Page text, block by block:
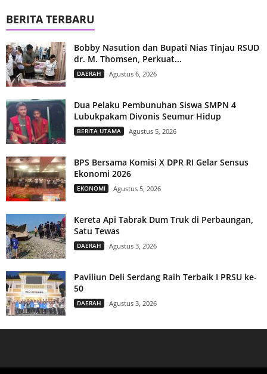
BERITA TERBARU
Bobby Nasution dan Bupati Nias Tinjau RSUD
dr. M. Thomsen, Perkuat...
DAERAH Agustus 6, 2026
Dua Pelaku Pembunuhan Siswa SMPN 4
Lubukpakam Divonis Seumur Hidup
BERITA UTAMA Agustus 5, 2026
BPS Bersama Komisi X DPR RI Gelar Sensus
Ekonomi 2026
EKONOMI Agustus 5, 2026
Kereta Api Tabrak Dum Truk di Perbaungan,
Satu Tewas
DAERAH Agustus 3, 2026
Paviliun Deli Serdang Raih Terbaik I PRSU ke-
50
DAERAH Agustus 3, 2026